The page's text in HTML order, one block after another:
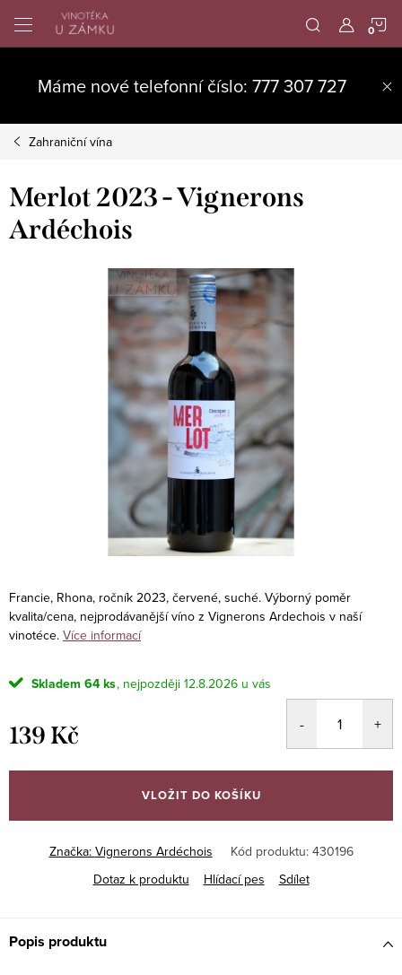
obsah
Máme nové telefonní číslo: 777 307 727
Zahraniční vína
Merlot 2023 - Vignerons
Ardéchois
Francie, Rhona, ročník 2023, červené, suché. Výborný poměr
kvalita/cena, nejprodávanější víno z Vignerons Ardechois v naší
vinotéce. Více informací
Skladem 64 ks 12.8.2026
139 Kč
cena:
VLOŽIT DO KOŠÍKU
Značka: Vignerons Ardéchois Kód produktu: 430196
Dotaz k produktu
Hlídací pes Sdílet
Popis produktu